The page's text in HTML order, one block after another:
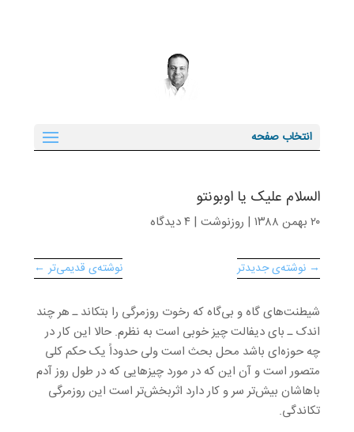
انتخاب صفحه
السلام علیک یا اوبونتو
۲۰ بهمن ۱۳۸۸ | روزنوشت| ۴ دیدگاه
نوشته‌ی قدیمی‌تر ← → نوشته‌ی جدیدتر
شیطنت‌های گاه و بی‌گاه که رخوت روزمرگی را بتکاند ـ هر چند
اندک ـ بای دیفالت چیز خوبی است به نظرم. حالا این کار در
چه حوزه‌ای باشد محل بحث است ولی حدوداً یک حکم کلی
متصور است و آن این که در مورد چیزهایی که در طول روز آدم
باهاشان بیش‌تر سر و کار دارد اثر‌بخش‌تر است این روزمرگی
تکاندگی.